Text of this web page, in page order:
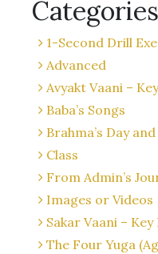
Categories
1-Second Drill
Advanced
Avyakt Vaani –
Baba’s Songs
Brahma’s Day
Class
From Admin’s
Images or Videos
Sakar Vaani –
The Four Yuga